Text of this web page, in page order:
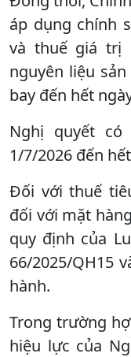
áp dụng chính
và thuế giá trị
nguyên liệu
bay đến hết
Nghị quyết
1/7/2026 đến
Đối với thuế
đối với mặt
quy định của
66/2025/QH15
hành.
Trong trường
hiệu lực của